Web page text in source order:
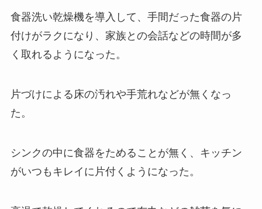
食器洗い乾燥機を導入して、手間だった食器の片
付けがラクになり、家族との会話などの時間が多
く取れるようになった。
片づけによる床の汚れや手荒れなどが無くなっ
た。
シンクの中に食器をためることが無く、キッチン
がいつもキレイに片付くようになった。